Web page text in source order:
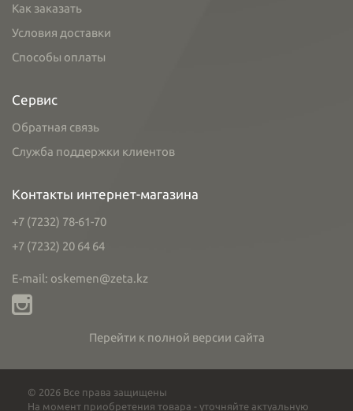
Как заказать
Условия доставки
Способы оплаты
Сервис
Обратная связь
Служба поддержки клиентов
Контакты интернет-магазина
+7 (7232) 78-61-70
+7 (7232) 20 64 64
E-mail: oskemen@zeta.kz
Перейти к полной версии сайта
© 2026 Все права защищены
На момент приобретения товара - уточняйте актуальную